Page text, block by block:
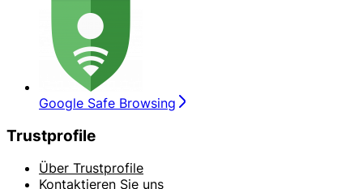
Google Safe Browsing
Trustprofile
Über Trustprofile
Kontaktieren Sie uns